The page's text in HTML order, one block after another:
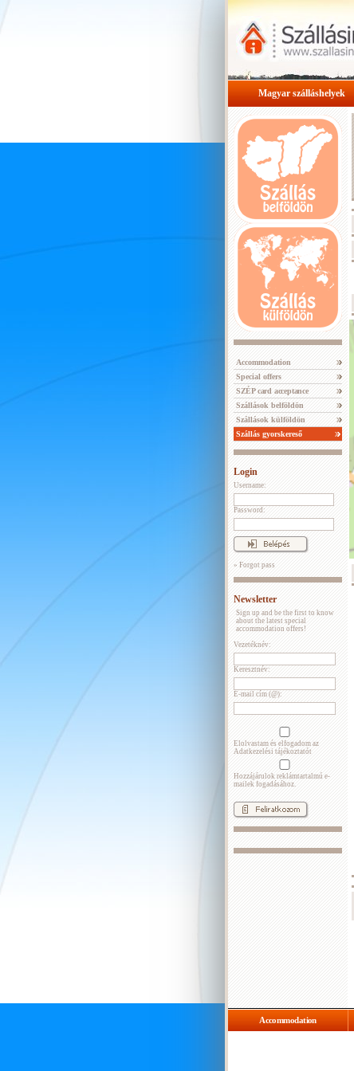
Magyar szálláshelyek
Accommodation
Special offers
SZÉP card acceptance
Szállások belföldön
Szállások külföldön
Szállás gyorskereső
Login
Username:
Password:
» Forgot pass
Newsletter
Sign up and be the first to know
about the latest special
accommodation offers!
Vezetéknév:
Keresztnév:
E-mail cím (@):
Elolvastam és elfogadom az
Adatkezelési tájékoztatót
Hozzájárulok reklámtartalmú e-
mailek fogadásához.
Accommodation